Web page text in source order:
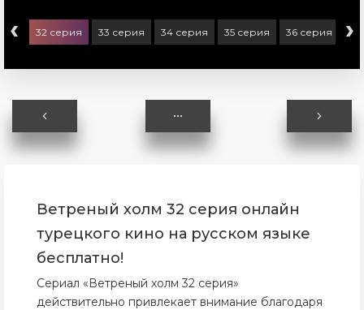
‹ 32 серия 33 серия 34 серия 35 серия 36 серия 37
›
Ветреный холм 32 серия онлайн
турецкого кино на русском языке
бесплатно!
Сериал «Ветреный холм 32 серия»
действительно привлекает внимание благодаря